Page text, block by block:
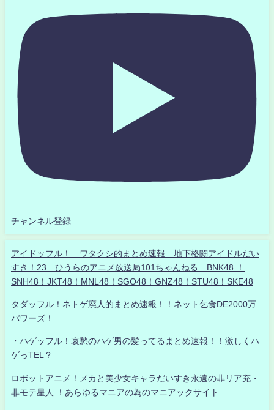
チャンネル登録
アイドッフル！ ワタクシ的まとめ速報 地下格闘アイドルだい
すき！23 ひうらのアニメ放送局101ちゃんねる BNK48 ！
SNH48！JKT48！MNL48！SGO48！GNZ48！STU48！SKE48
タダッフル！ネトゲ廃人的まとめ速報！！ネット乞食DE2000万
パワーズ！
・ハゲッフル！哀愁のハゲ男の髪ってるまとめ速報！！激しくハ
ゲっTEL？
ロボットアニメ！メカと美少女キャラだいすき永遠の非リア充・
非モテ星人 ！あらゆるマニアの為のマニアックサイト